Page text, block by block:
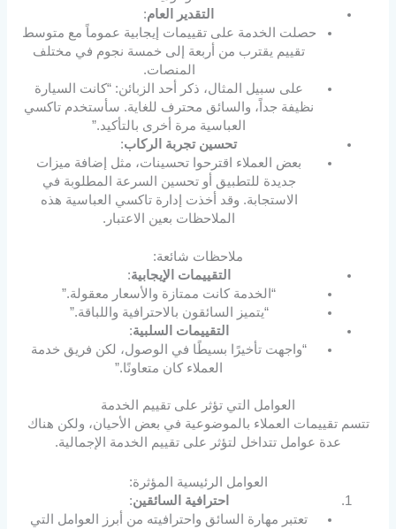
التقدير العام:
حصلت الخدمة على تقييمات إيجابية عموماً مع متوسط
تقييم يقترب من أربعة إلى خمسة نجوم في مختلف
المنصات.
على سبيل المثال، ذكر أحد الزبائن: “كانت السيارة
نظيفة جداً، والسائق محترف للغاية. سأستخدم تاكسي
العباسية مرة أخرى بالتأكيد.”
تحسين تجربة الركاب:
بعض العملاء اقترحوا تحسينات، مثل إضافة ميزات
جديدة للتطبيق أو تحسين السرعة المطلوبة في
الاستجابة. وقد أخذت إدارة تاكسي العباسية هذه
الملاحظات بعين الاعتبار.
ملاحظات شائعة:
التقييمات الإيجابية:
“الخدمة كانت ممتازة والأسعار معقولة.”
“يتميز السائقون بالاحترافية واللباقة.”
التقييمات السلبية:
“واجهت تأخيرًا بسيطًا في الوصول، لكن فريق خدمة
العملاء كان متعاونًا.”
العوامل التي تؤثر على تقييم الخدمة
تتسم تقييمات العملاء بالموضوعية في بعض الأحيان، ولكن هناك
عدة عوامل تتداخل لتؤثر على تقييم الخدمة الإجمالية.
العوامل الرئيسية المؤثرة:
احترافية السائقين:
تعتبر مهارة السائق واحترافيته من أبرز العوامل التي